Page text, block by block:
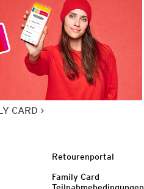
CARD
Retourenportal
Family Card